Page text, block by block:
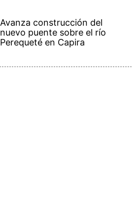
Avanza construcción del
nuevo puente sobre el río
Perequeté en Capira